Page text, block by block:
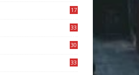
17
33
30
33